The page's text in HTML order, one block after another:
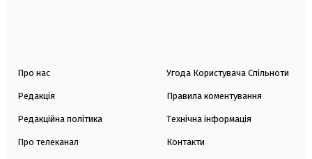
Про нас
Редакція
Редакційна політика
Про телеканал
Угода Користувача Спільноти
Правила коментування
Технічна інформація
Контакти